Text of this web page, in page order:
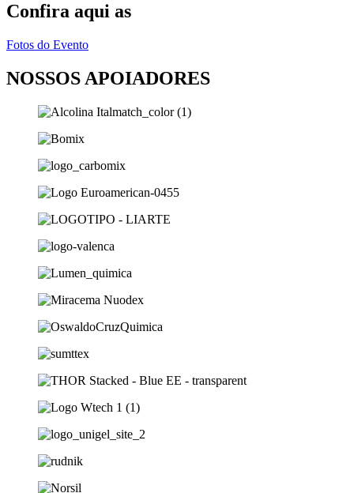
Confira aqui as
Fotos do Evento
NOSSOS APOIADORES